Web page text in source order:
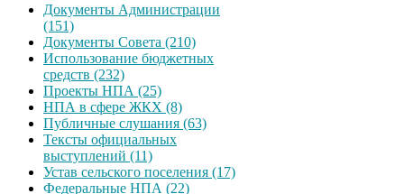
Документы Администрации
(151)
Документы Совета (210)
Использование бюджетных
средств (232)
Проекты НПА (25)
НПА в сфере ЖКХ (8)
Публичные слушания (63)
Тексты официальных
выступлений (11)
Устав сельского поселения (17)
Федеральные НПА (22)